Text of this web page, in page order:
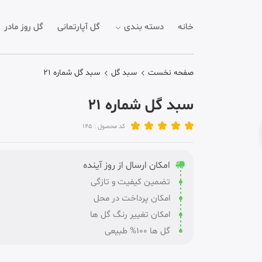
خانه دسته بندی گل آپارتمانی گل روز مادر
صفحه نخست سبد گل سبد گل شماره 21
سبد گل شماره 21
کد محصول : 145
امکان ارسال از روز آینده
تضمین کیفیت و تازگی
امکان پرداخت در محل
امکان تغییر رنگ گل ها
گل ها 100% طبیعی